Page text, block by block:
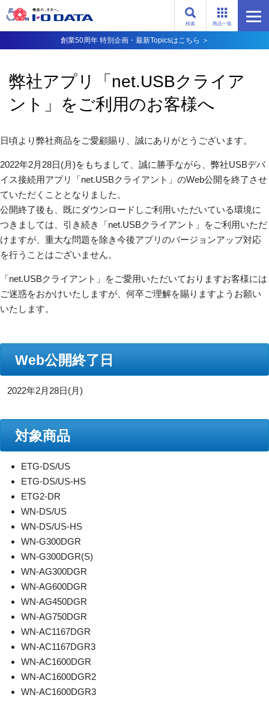
商品一覧
検索
創業50周年 特別企画・最新Topicsはこちら ＞
弊社アプリ「net.USBクライア
ント」をご利用のお客様へ
日頃より弊社商品をご愛顧賜り、誠にありがとうございます。
2022年2月28日(月)をもちまして、誠に勝手ながら、弊社USBデバ
イス接続用アプリ「net.USBクライアント」のWeb公開を終了させ
ていただくこととなりました。
公開終了後も、既にダウンロードしご利用いただいている環境に
つきましては、引き続き「net.USBクライアント」をご利用いただ
けますが、重大な問題を除き今後アプリのバージョンアップ対応
を行うことはございません。
「net.USBクライアント」をご愛用いただいておりますお客様には
ご迷惑をおかけいたしますが、何卒ご理解を賜りますようお願い
いたします。
Web公開終了日
2022年2月28日(月)
対象商品
ETG-DS/US
ETG-DS/US-HS
ETG2-DR
WN-DS/US
WN-DS/US-HS
WN-G300DGR
WN-G300DGR(S)
WN-AG300DGR
WN-AG600DGR
WN-AG450DGR
WN-AG750DGR
WN-AC1167DGR
WN-AC1167DGR3
WN-AC1600DGR
WN-AC1600DGR2
WN-AC1600DGR3